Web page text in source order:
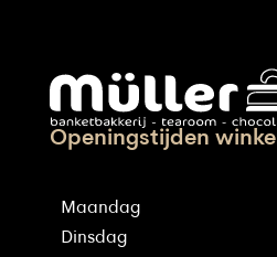
Openingstijden winkel
Maandag
Dinsdag